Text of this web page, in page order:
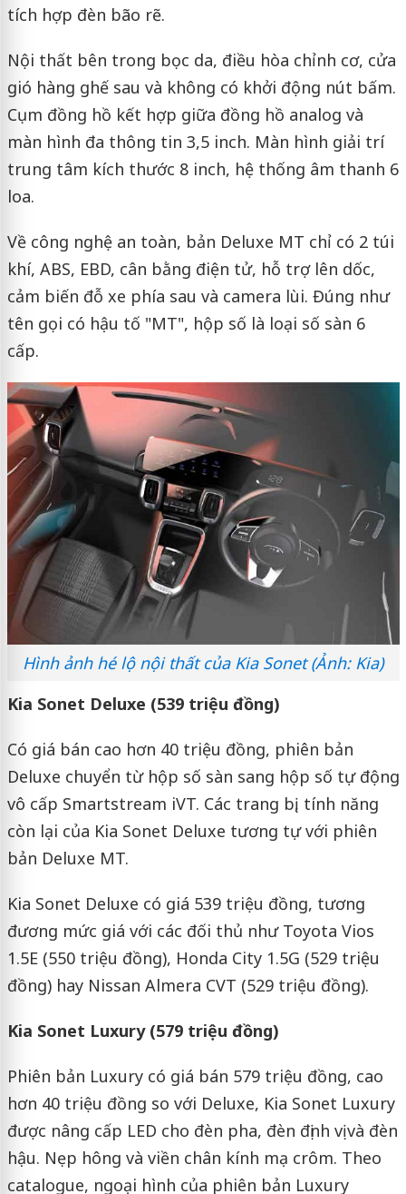
tích hợp đèn bão rẽ.
Nội thất bên trong bọc da, điều hòa chỉnh cơ, cửa
gió hàng ghế sau và không có khởi động nút bấm.
Cụm đồng hồ kết hợp giữa đồng hồ analog và
màn hình đa thông tin 3,5 inch. Màn hình giải trí
trung tâm kích thước 8 inch, hệ thống âm thanh 6
loa.
Về công nghệ an toàn, bản Deluxe MT chỉ có 2 túi
khí, ABS, EBD, cân bằng điện tử, hỗ trợ lên dốc,
cảm biến đỗ xe phía sau và camera lùi. Đúng như
tên gọi có hậu tố "MT", hộp số là loại số sàn 6
cấp.
Hình ảnh hé lộ nội thất của Kia Sonet (Ảnh: Kia)
Kia Sonet Deluxe (539 triệu đồng)
Có giá bán cao hơn 40 triệu đồng, phiên bản
Deluxe chuyển từ hộp số sàn sang hộp số tự động
vô cấp Smartstream iVT. Các trang bị, tính năng
còn lại của Kia Sonet Deluxe tương tự với phiên
bản Deluxe MT.
Kia Sonet Deluxe có giá 539 triệu đồng, tương
đương mức giá với các đối thủ như Toyota Vios
1.5E (550 triệu đồng), Honda City 1.5G (529 triệu
đồng) hay Nissan Almera CVT (529 triệu đồng).
Kia Sonet Luxury (579 triệu đồng)
Phiên bản Luxury có giá bán 579 triệu đồng, cao
hơn 40 triệu đồng so với Deluxe, Kia Sonet Luxury
được nâng cấp LED cho đèn pha, đèn định vị và đèn
hậu. Nẹp hông và viền chân kính mạ crôm. Theo
catalogue, ngoại hình của phiên bản Luxury